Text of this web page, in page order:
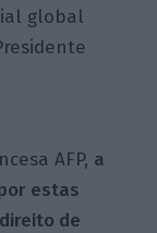
global
AFP, a
estas
de